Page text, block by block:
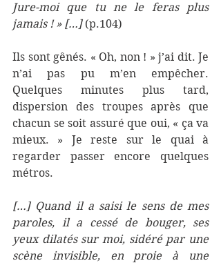
Jure-moi que tu ne le feras plus
jamais ! » […] (p.104)
Ils sont gênés. « Oh, non ! » j’ai dit. Je
n’ai pas pu m’en empêcher.
Quelques minutes plus tard,
dispersion des troupes après que
chacun se soit assuré que oui, « ça va
mieux. » Je reste sur le quai à
regarder passer encore quelques
métros.
[…] Quand il a saisi le sens de mes
paroles, il a cessé de bouger, ses
yeux dilatés sur moi, sidéré par une
scène invisible, en proie à une